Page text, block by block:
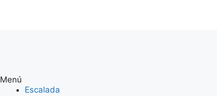
Menú
Escalada